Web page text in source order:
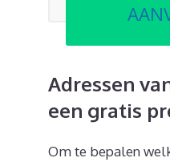
Adressen
een gratis
Om te bepalen